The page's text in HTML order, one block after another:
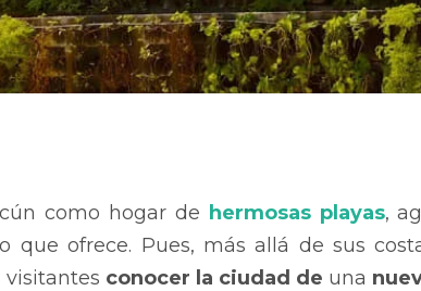
como hogar de hermosas playas,
que ofrece. Pues, más allá de sus
visitantes conocer la ciudad de una